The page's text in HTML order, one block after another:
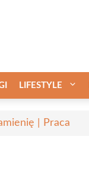
LIFESTYLE
| Praca